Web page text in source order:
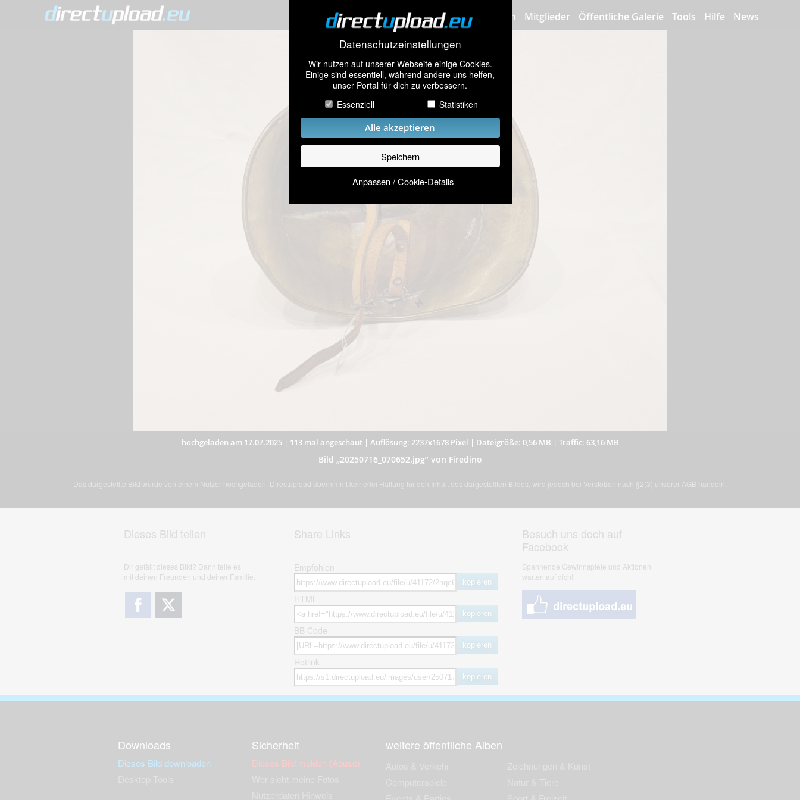
Datenschutzeinstellungen
Wir nutzen auf unserer Webseite einige Cookies.
Einige sind essentiell, während andere uns helfen,
unser Portal für dich zu verbessern.
Essenziell
Statistiken
Alle akzeptieren
Speichern
Anpassen / Cookie-Details
Bilder hochladen Mitglieder Öffentliche Galerie Tools Hilfe News
hochgeladen am 17.07.2025| 113 mal angeschaut| Auflösung: 2237x1678 Pixel | Dateigröße: 0,56 MB | Traffic: 63,16 MB
Bild „20250716_070652.jpg” von Firedino
Das dargestellte Bild wurde von einem Nutzer hochgeladen. Directupload übernimmt keinerlei Haftung für den Inhalt des dargestellten Bildes, wird jedoch bei Verstößen nach §2(3) unserer AGB handeln.
Dieses Bild teilen
Dir gefällt dieses Bild? Dann teile es
mit deinen Freunden und deiner Familie.
Share Links
Empfohlen
kopieren
HTML
kopieren
BB Code
kopieren
Hotlink
kopieren
Besuch uns doch auf
Facebook
Spannende Gewinnspiele und Aktionen
warten auf dich!
Downloads
Dieses Bild downloaden
Sicherheit
Dieses Bild melden (Abuse)
weitere öffentliche Alben